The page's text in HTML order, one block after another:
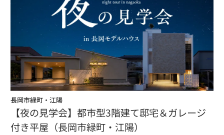
長岡市緑町・江陽
【夜の見学会】都市型3階建て邸宅＆ガレージ
付き平屋（長岡市緑町・江陽）